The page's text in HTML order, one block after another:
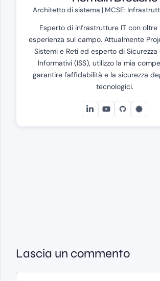
Architetto di sistema | MCSE:
Esperto di infrastrutture IT con oltre
esperienza sul campo. Attualmente
Sistemi e Reti ed esperto di Sicurezza
Informativi (ISS), utilizzo la mia
garantire l'affidabilità e la sicurezza
tecnologici.
Lascia un commento